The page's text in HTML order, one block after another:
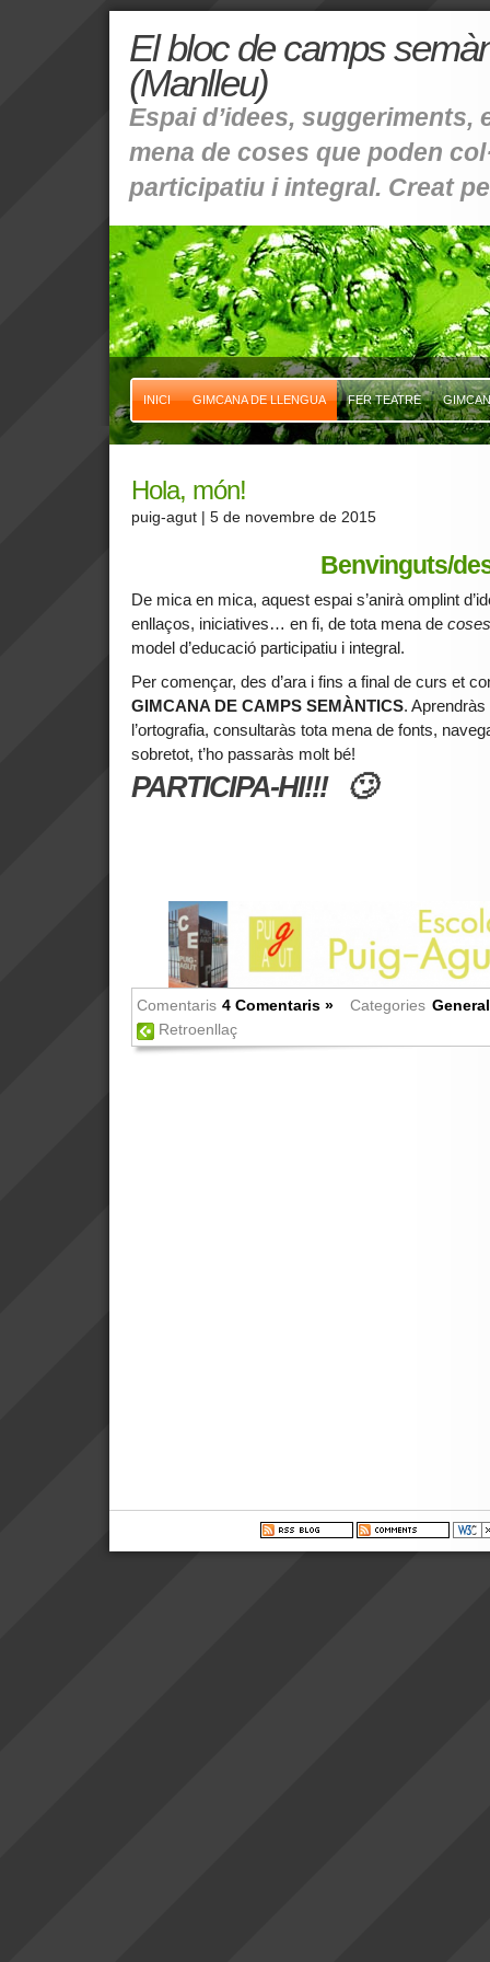
El bloc de camps
(Manlleu)
Espai d’idees,
mena de coses que poden
participatiu i integral. Creat
INICI GIMCANA DE LLENGUA FER TEATRE
Hola, món!
puig-agut | 5 de novembre de 2015
Benvinguts/
De mica en mica, aquest espai s’anirà omplint
enllaços, iniciatives… en fi, de tota mena de
model d’educació participatiu i integral.
Per començar, des d’ara i fins a final de curs et
GIMCANA DE CAMPS SEMÀNTICS.
l’ortografia, consultaràs tota mena de fonts,
sobretot, t’ho passaràs molt bé!
PARTICIPA-HI!!! 🙄
Comentaris 4 Comentaris » Categories General
Retroenllaç